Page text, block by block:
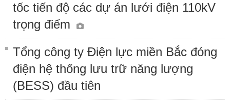
tốc tiến độ các dự án lưới điện 110kV
trọng điểm
Tổng công ty Điện lực miền Bắc đóng
điện hệ thống lưu trữ năng lượng
(BESS) đầu tiên